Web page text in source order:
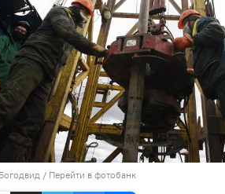
/ Перейти в фотобанк